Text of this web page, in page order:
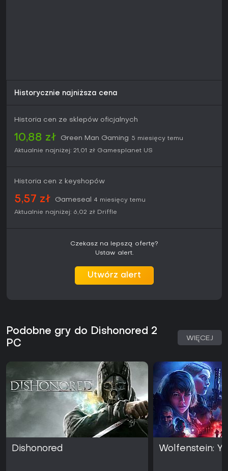
Historycznie najniższa cena
Historia cen ze sklepów oficjalnych
10,88 zł Green Man Gaming 5 miesięcy temu
Aktualnie najniżej: 21,01 zł Gamesplanet US
Historia cen z keyshopów
5,57 zł Gameseal
4 miesięcy temu
Aktualnie najniżej: 6,02 zł Driffle
Czekasz na lepszą ofertę?
Ustaw alert.
Utwórz alert
Podobne gry do Dishonored 2
PC
WIĘCEJ
Dishonored Wolfenstein: